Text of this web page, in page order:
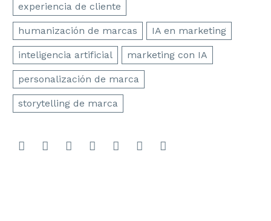
experiencia de cliente
humanización de marcas IA en marketing
inteligencia artificial marketing con IA
personalización de marca
storytelling de marca